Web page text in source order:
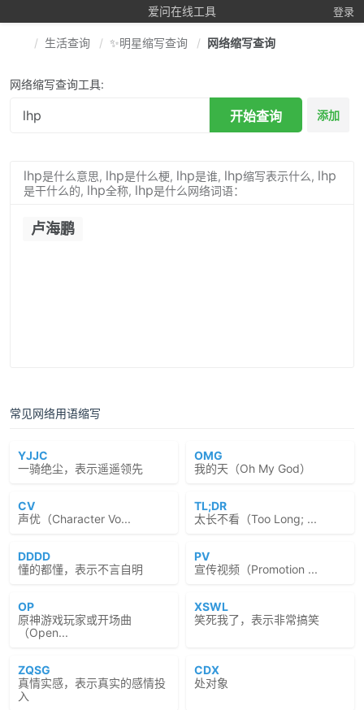
爱问在线工具 登录
生活查询 ✨明星缩写查询 网络缩写查询
网络缩写查询工具:
开始查询 添加
lhp是什么意思, lhp是什么梗, lhp是谁, lhp缩写表示什么, lhp
是干什么的, lhp全称, lhp是什么网络词语：
卢海鹏
常见网络用语缩写
YJJC
一骑绝尘，表示遥遥领先
OMG
我的天（Oh My God）
CV
声优（Character Vo...
TL;DR
太长不看（Too Long; ...
DDDD
懂的都懂，表示不言自明
PV
宣传视频（Promotion ...
OP
原神游戏玩家或开场曲
（Open...
XSWL
笑死我了，表示非常搞笑
ZQSG
真情实感，表示真实的感情投
入
CDX
处对象